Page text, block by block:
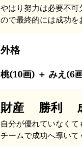
やはり努力は必要不
ので最終的には成功を
外格
桃(10画) ＋ みえ(6
財産 勝利
自分が優れていなく
チームで成功へ導いて